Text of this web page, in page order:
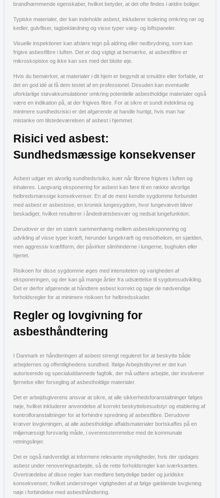
brandhæmmende egenskaber, hvilket betyder, at det ofte findes i ældre boliger.
Typiske materialer, der kan indeholde asbest, inkluderer isolering omkring rør og
kedler, gulvfliser, tagbeklædning og visse typer væg- og loftspaneler.
Visuelle inspektioner kan afsløre tegn på aldring eller nedbrydning, som kan
frigive asbestfibre i luften. Det er dog vigtigt at bemærke, at asbestfibre er
mikroskopiske og ikke kan ses med det blotte øje.
Hvis du bemærker, at materialer i dit hjem er begyndt at smuldre eller forfalde, er
det en god idé at få dem testet af en professionel. Desuden kan eventuelle
uforklarlige støvakkumulationer omkring potentielle asbestholdige materialer også
være en indikation på, at der frigives fibre. For at sikre et sundt indeklima og
minimere sundhedsrisici er det afgørende at handle hurtigt, hvis man har
mistanke om tilstedeværelsen af asbest i hjemmet.
Risici ved asbest:
Sundhedsmæssige konsekvenser
Asbest udgør en alvorlig sundhedsrisiko, især når fibrene frigives i luften og
inhaleres. Langvarig eksponering for asbest kan føre til en række alvorlige
helbredsmæssige konsekvenser. En af de mest kendte sygdomme forbundet
med asbest er asbestose, en kronisk lungesygdom, hvor lungevævet bliver
beskadiget, hvilket resulterer i åndedrætsbesvær og nedsat lungefunktion.
Derudover er der en stærk sammenhæng mellem asbesteksponering og
udvikling af visse typer kræft, herunder lungekræft og mesotheliom, en sjælden,
men aggressiv kræftform, der påvirker slimhinderne i lungerne, bughulen eller
hjertet.
Risikoen for disse sygdomme øges med intensiteten og varigheden af
eksponeringen, og der kan gå mange årtier fra udsættelse til sygdomsudvikling.
Det er derfor afgørende at håndtere asbest korrekt og tage de nødvendige
forholdsregler for at minimere risikoen for helbredsskader.
Regler og lovgivning for
asbesthåndtering
I Danmark er håndteringen af asbest strengt reguleret for at beskytte både
arbejdernes og offentlighedens sundhed. Ifølge Arbejdstilsynet er det kun
autoriserede og specialuddannede fagfolk, der må udføre arbejde, der involverer
fjernelse eller forsegling af asbestholdige materialer.
Det er arbejdsgiverens ansvar at sikre, at alle sikkerhedsforanstaltninger følges
nøje, hvilket inkluderer anvendelse af korrekt beskyttelsesudstyr og etablering af
kontrolforanstaltninger for at forhindre spredning af asbestfibre. Derudover
kræver lovgivningen, at alle asbestholdige affaldsmaterialer bortskaffes på en
miljømæssigt forsvarlig måde, i overensstemmelse med de kommunale
retningslinjer.
Det er også nødvendigt at informere relevante myndigheder, hvis der opdages
asbest under renoveringsarbejde, så de rette forholdsregler kan iværksættes.
Overtrædelse af disse regler kan medføre betydelige bøder og juridiske
konsekvenser, hvilket understreger vigtigheden af at følge gældende lovgivning
nøje i forbindelse med asbesthåndtering.